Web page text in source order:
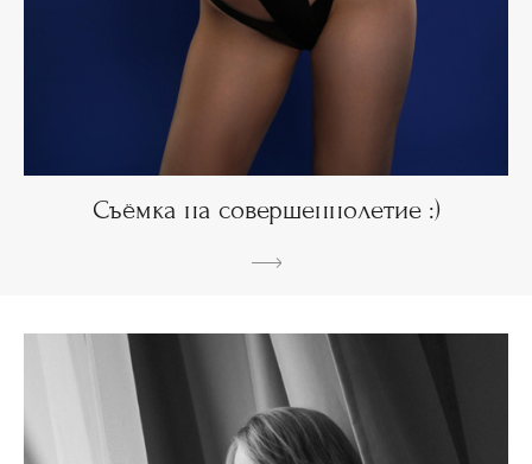
Съёмка на совершеннолетие :)